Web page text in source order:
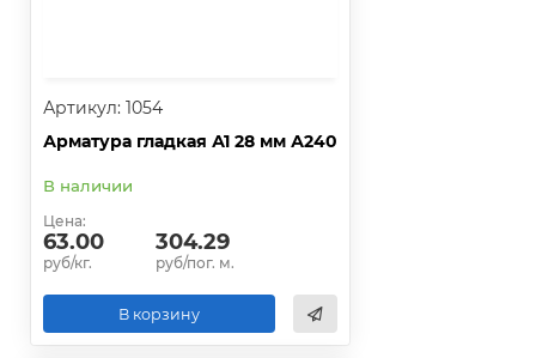
Артикул: 1054
Арматура гладкая А1 28 мм А240
В наличии
Цена:
63.00
руб/кг.
304.29
руб/пог. м.
В корзину